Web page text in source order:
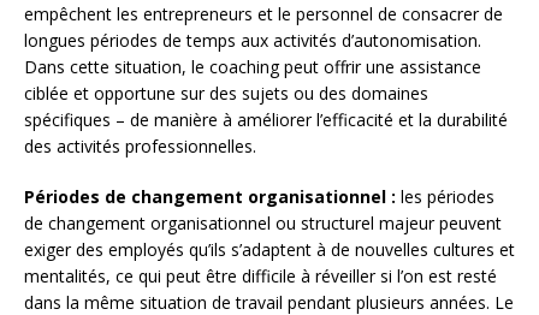
empêchent les entrepreneurs et le personnel de consacrer de
longues périodes de temps aux activités d’autonomisation.
Dans cette situation, le coaching peut offrir une assistance
ciblée et opportune sur des sujets ou des domaines
spécifiques – de manière à améliorer l’efficacité et la durabilité
des activités professionnelles.
Périodes de changement organisationnel : les périodes
de changement organisationnel ou structurel majeur peuvent
exiger des employés qu’ils s’adaptent à de nouvelles cultures et
mentalités, ce qui peut être difficile à réveiller si l’on est resté
dans la même situation de travail pendant plusieurs années. Le